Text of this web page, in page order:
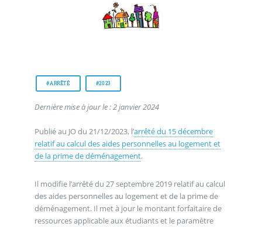
#ARRÊTÉ #2023
Dernière mise à jour le : 2 janvier 2024
Publié au JO du 21/12/2023, l’arrêté du 15 décembre
relatif au calcul des aides personnelles au logement et
de la prime de déménagement.
Il modifie l’arrêté du 27 septembre 2019 relatif au calcul
des aides personnelles au logement et de la prime de
déménagement. Il met à jour le montant forfaitaire de
ressources applicable aux étudiants et le paramètre